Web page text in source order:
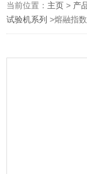
当前位置： 主页 > 产
试验机系列 >熔融指